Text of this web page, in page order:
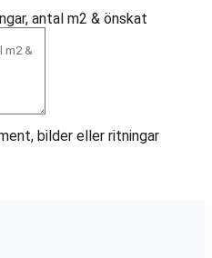
antal m2 & önskat
bilder eller ritningar